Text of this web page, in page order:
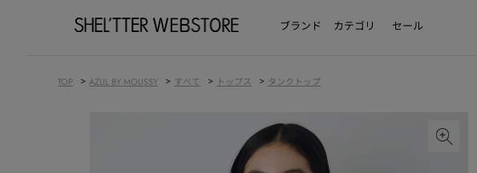
ブランド カテゴリ セール
TOP > AZUL BY MOUSSY > すべて > トップス > タンクトップ